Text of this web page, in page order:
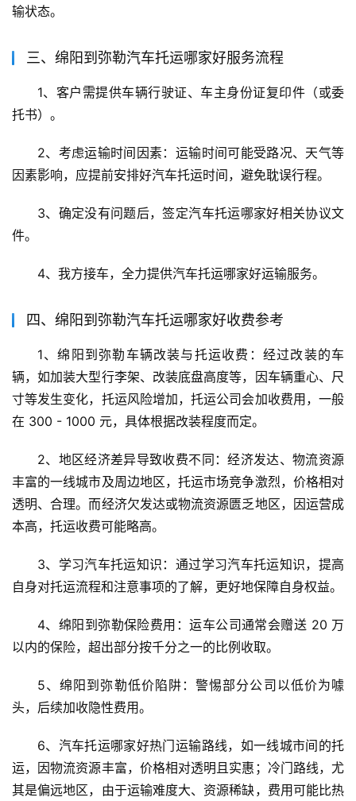
输状态。
三、绵阳到弥勒汽车托运哪家好服务流程
1、客户需提供车辆行驶证、车主身份证复印件（或委
托书）。
2、考虑运输时间因素：运输时间可能受路况、天气等
因素影响，应提前安排好汽车托运时间，避免耽误行程。
3、确定没有问题后，签定汽车托运哪家好相关协议文
件。
4、我方接车，全力提供汽车托运哪家好运输服务。
四、绵阳到弥勒汽车托运哪家好收费参考
1、绵阳到弥勒车辆改装与托运收费：经过改装的车
辆，如加装大型行李架、改装底盘高度等，因车辆重心、尺
寸等发生变化，托运风险增加，托运公司会加收费用，一般
在 300 - 1000 元，具体根据改装程度而定。
2、地区经济差异导致收费不同：经济发达、物流资源
丰富的一线城市及周边地区，托运市场竞争激烈，价格相对
透明、合理。而经济欠发达或物流资源匮乏地区，因运营成
本高，托运收费可能略高。
3、学习汽车托运知识：通过学习汽车托运知识，提高
自身对托运流程和注意事项的了解，更好地保障自身权益。
4、绵阳到弥勒保险费用：运车公司通常会赠送 20 万
以内的保险，超出部分按千分之一的比例收取。
5、绵阳到弥勒低价陷阱：警惕部分公司以低价为噱
头，后续加收隐性费用。
6、汽车托运哪家好热门运输路线，如一线城市间的托
运，因物流资源丰富，价格相对透明且实惠；冷门路线，尤
其是偏远地区，由于运输难度大、资源稀缺，费用可能比热